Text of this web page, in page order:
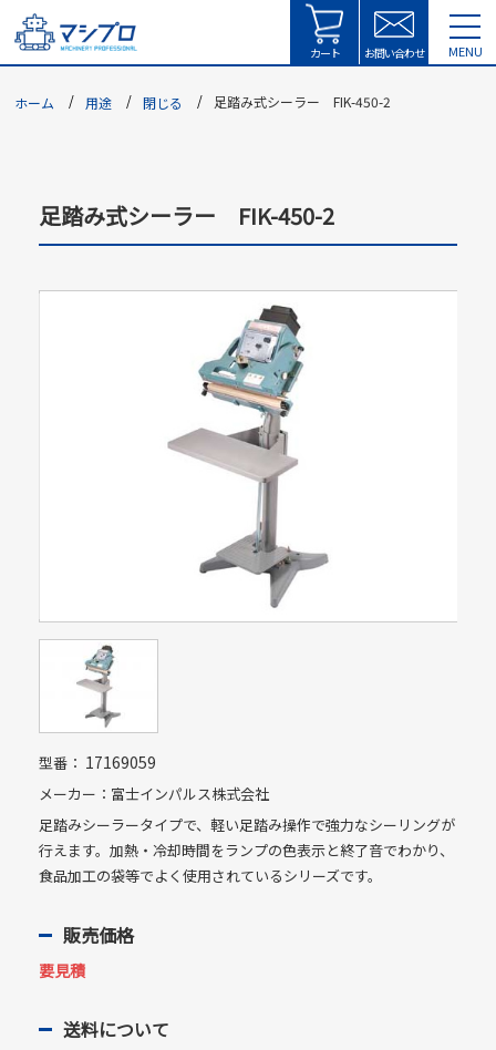
MENU
カート お問い合わせ
ホーム 用途 閉じる 足踏み式シーラー FIK-450-2
足踏み式シーラー FIK-450-2
型番： 17169059
メーカー：富士インパルス株式会社
足踏みシーラータイプで、軽い足踏み操作で強力なシーリングが
行えます。加熱・冷却時間をランプの色表示と終了音でわかり、
食品加工の袋等でよく使用されているシリーズです。
販売価格
要見積
送料について